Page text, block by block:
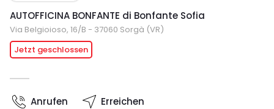
AUTOFFICINA BONFANTE di Bonfante Sofia
Via Belgioioso, 16/B - 37060 Sorgà (VR)
Jetzt geschlossen
Anrufen Erreichen